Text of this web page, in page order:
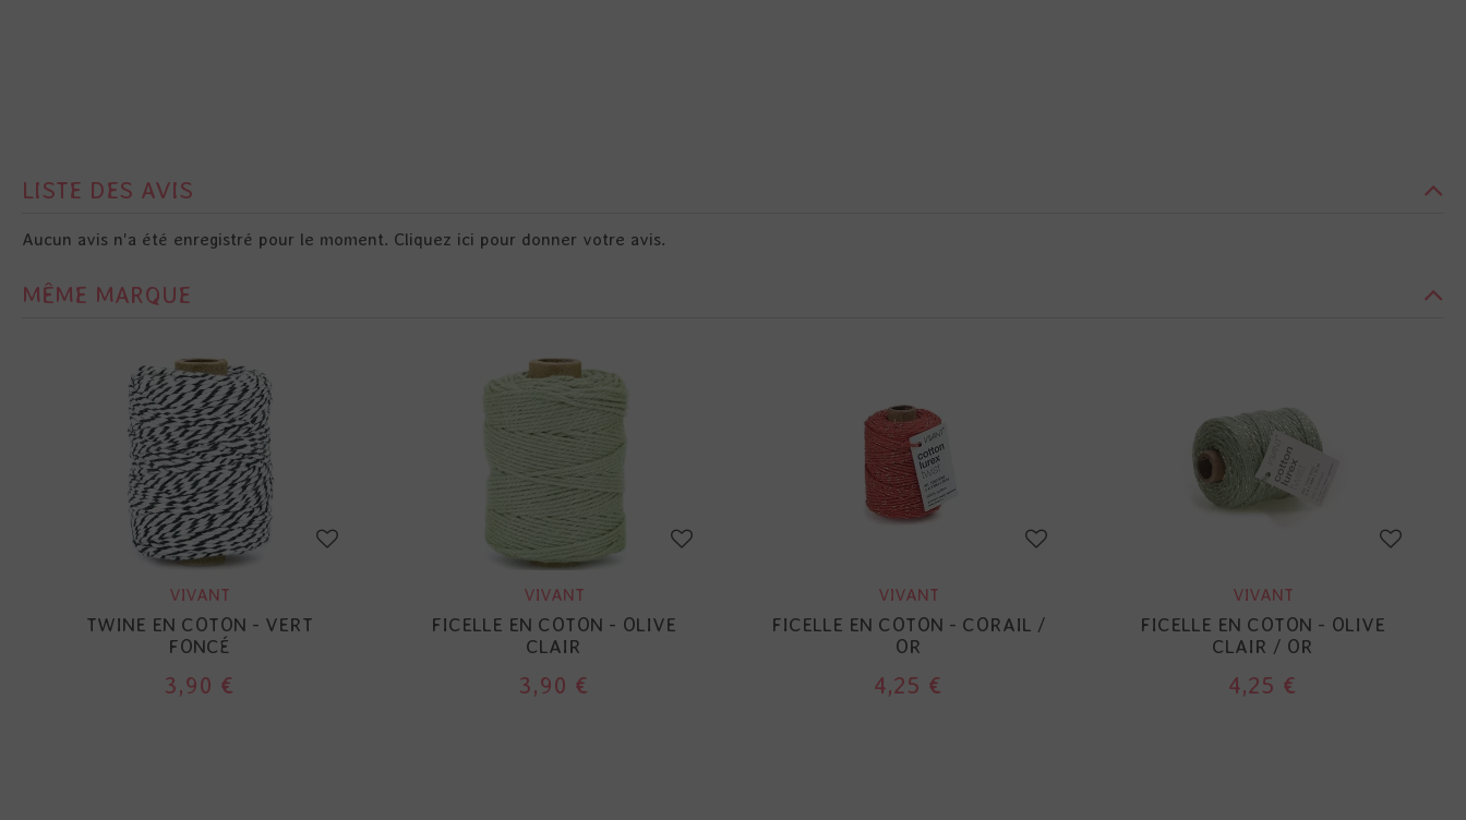
LISTE DES AVIS
Aucun avis n'a été enregistré pour le moment. Cliquez ici pour donner votre avis.
MÊME MARQUE
VIVANT
TWINE EN COTON - VERT
FONCÉ
3,90 €
VIVANT
FICELLE EN COTON - OLIVE
CLAIR
3,90 €
VIVANT
FICELLE EN COTON - CORAIL /
OR
4,25 €
VIVANT
FICELLE EN COTON - OLIVE
CLAIR / OR
4,25 €